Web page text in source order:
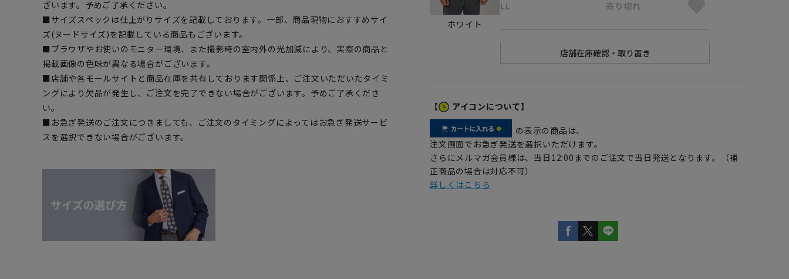
ざいます。予めご了承ください。
■サイズスペックは仕上がりサイズを記載しております。一部、商品現物におすすめサイ
ズ(ヌードサイズ)を記載している商品もございます。
■ブラウザやお使いのモニター環境、また撮影時の室内外の光加減により、実際の商品と
掲載画像の色味が異なる場合がございます。
■店舗や各モールサイトと商品在庫を共有しております関係上、ご注文いただいたタイミ
ングにより欠品が発生し、ご注文を完了できない場合がございます。予めご了承くださ
い。
■お急ぎ発送のご注文につきましても、ご注文のタイミングによってはお急ぎ発送サービ
スを選択できない場合がございます。
ホワイト
LL 売り切れ
【 アイコンについて】
の表示の商品は、
注文画面でお急ぎ発送を選択いただけます。
さらにメルマガ会員様は、当日12:00までのご注文で当日発送となります。（補
正商品の場合は対応不可）
詳しくはこちら